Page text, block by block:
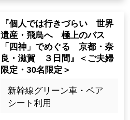
『個人では行きづらい 世界
遺産・飛鳥へ 極上のバス
「四神」でめぐる 京都・奈
良・滋賀 ３日間』＜ご夫婦
限定・30名限定＞
新幹線グリーン車・ペア
シート利用